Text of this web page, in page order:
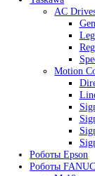
Yaskawa
AC
Motion